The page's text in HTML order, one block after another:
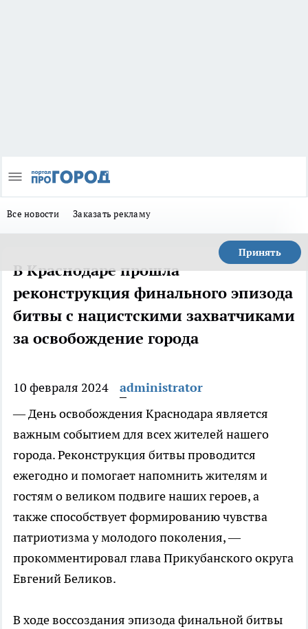
Все новости Заказать рекламу
Принять
В Краснодаре прошла
реконструкция финального эпизода
битвы с нацистскими захватчиками
за освобождение города
10 февраля 2024
administrator
— День освобождения Краснодара является
важным событием для всех жителей нашего
города. Реконструкция битвы проводится
ежегодно и помогает напомнить жителям и
гостям о великом подвиге наших героев, а
также способствует формированию чувства
патриотизма у молодого поколения, —
прокомментировал глава Прикубанского округа
Евгений Беликов.
В ходе воссоздания эпизода финальной битвы